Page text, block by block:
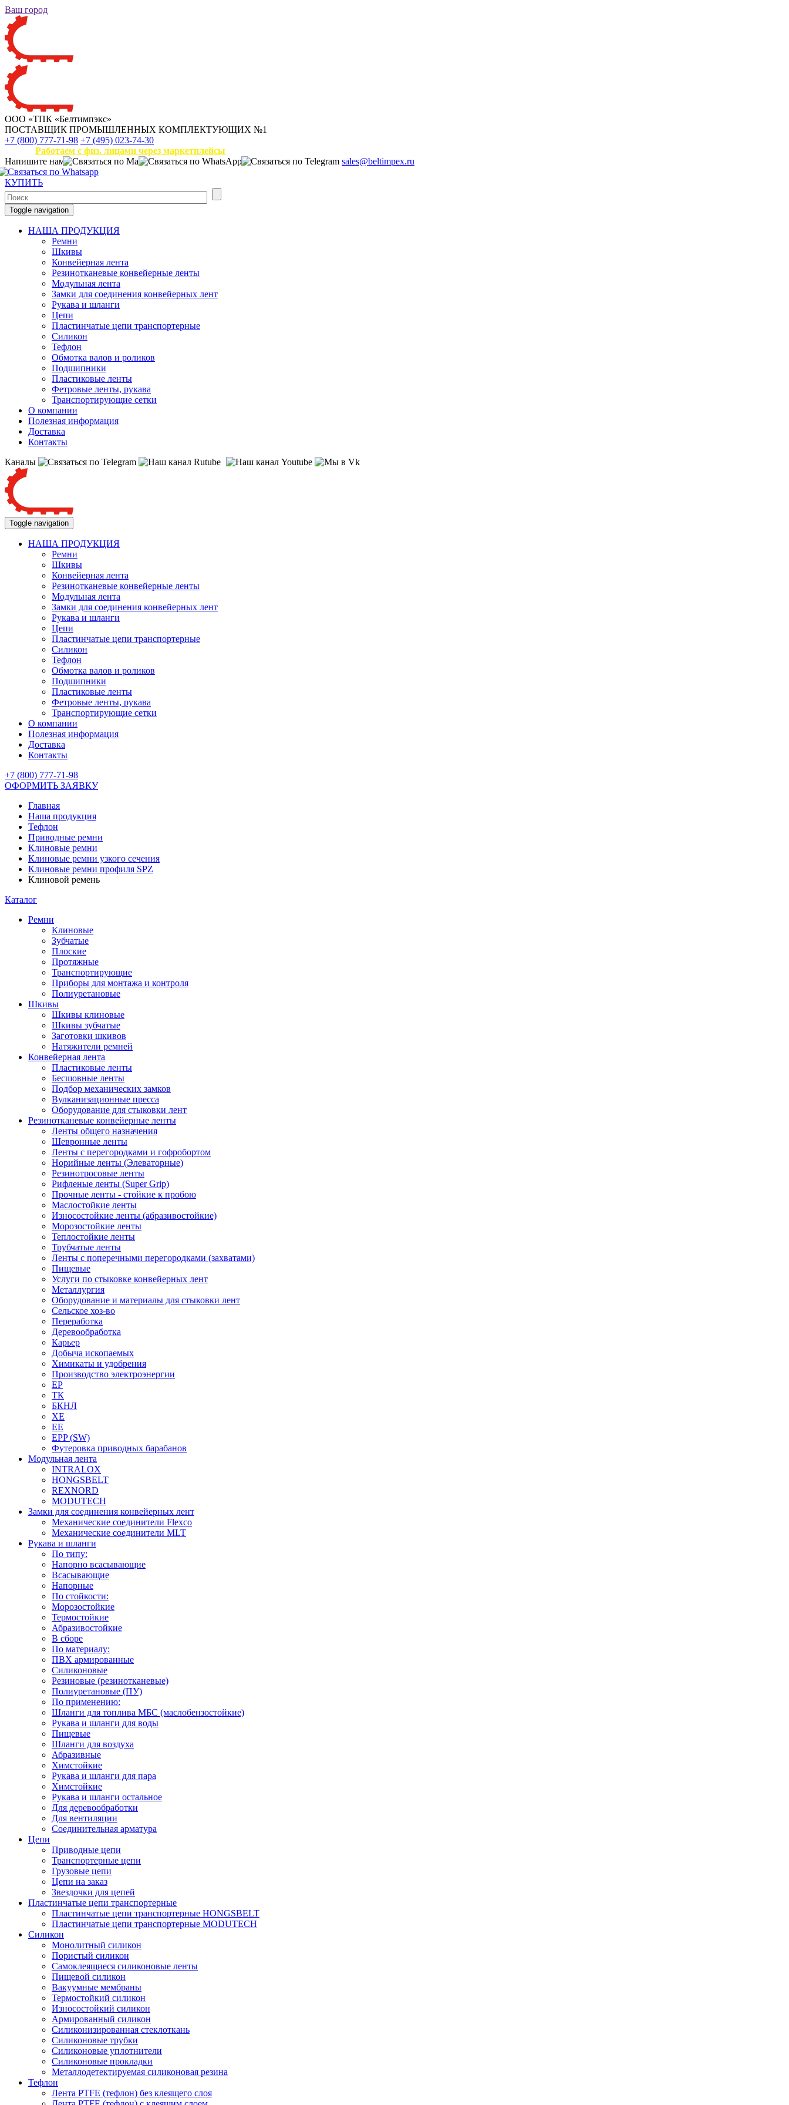
Ваш город
ООО «ТПК «Белтимпэкс»
ПОСТАВЩИК ПРОМЫШЛЕННЫХ КОМПЛЕКТУЮЩИХ №1
+7 (800) 777-71-98 +7 (495) 023-74-30
Работаем с физ. лицами через маркетплейсы
Напишите нам
sales@beltimpex.ru
КУПИТЬ
Toggle navigation
НАША ПРОДУКЦИЯ
Ремни
Шкивы
Конвейерная лента
Резинотканевые конвейерные ленты
Модульная лента
Замки для соединения конвейерных лент
Рукава и шланги
Цепи
Пластинчатые цепи транспортерные
Силикон
Тефлон
Обмотка валов и роликов
Подшипники
Пластиковые ленты
Фетровые ленты, рукава
Транспортирующие сетки
О компании
Полезная информация
Доставка
Контакты
Каналы
Toggle navigation
НАША ПРОДУКЦИЯ
Ремни
Шкивы
Конвейерная лента
Резинотканевые конвейерные ленты
Модульная лента
Замки для соединения конвейерных лент
Рукава и шланги
Цепи
Пластинчатые цепи транспортерные
Силикон
Тефлон
Обмотка валов и роликов
Подшипники
Пластиковые ленты
Фетровые ленты, рукава
Транспортирующие сетки
О компании
Полезная информация
Доставка
Контакты
+7 (800) 777-71-98
ОФОРМИТЬ ЗАЯВКУ
Главная
Наша продукция
Тефлон
Приводные ремни
Клиновые ремни
Клиновые ремни узкого сечения
Клиновые ремни профиля SPZ
Клиновой ремень
Каталог
Ремни
Клиновые
Зубчатые
Плоские
Протяжные
Транспортирующие
Приборы для монтажа и контроля
Полиуретановые
Шкивы
Шкивы клиновые
Шкивы зубчатые
Заготовки шкивов
Натяжители ремней
Конвейерная лента
Пластиковые ленты
Бесшовные ленты
Подбор механических замков
Вулканизационные пресса
Оборудование для стыковки лент
Резинотканевые конвейерные ленты
Ленты общего назначения
Шевронные ленты
Ленты с перегородками и гофробортом
Норийные ленты (Элеваторные)
Резинотросовые ленты
Рифленые ленты (Super Grip)
Прочные ленты - стойкие к пробою
Маслостойкие ленты
Износостойкие ленты (абразивостойкие)
Морозостойкие ленты
Теплостойкие ленты
Трубчатые ленты
Ленты с поперечными перегородками (захватами)
Пищевые
Услуги по стыковке конвейерных лент
Металлургия
Оборудование и материалы для стыковки лент
Сельское хоз-во
Переработка
Деревообработка
Карьер
Добыча ископаемых
Химикаты и удобрения
Производство электроэнергии
EP
ТК
БКНЛ
XE
EE
EPP (SW)
Футеровка приводных барабанов
Модульная лента
INTRALOX
HONGSBELT
REXNORD
MODUTECH
Замки для соединения конвейерных лент
Механические соединители Flexco
Механические соединители MLT
Рукава и шланги
По типу:
Напорно всасывающие
Всасывающие
Напорные
По стойкости:
Морозостойкие
Термостойкие
Абразивостойкие
В сборе
По материалу:
ПВХ армированные
Силиконовые
Резиновые (резинотканевые)
Полиуретановые (ПУ)
По применению:
Шланги для топлива МБС (маслобензостойкие)
Рукава и шланги для воды
Пищевые
Шланги для воздуха
Абразивные
Химстойкие
Рукава и шланги для пара
Химстойкие
Рукава и шланги остальное
Для деревообработки
Для вентиляции
Соединительная арматура
Цепи
Приводные цепи
Транспортерные цепи
Грузовые цепи
Цепи на заказ
Звездочки для цепей
Пластинчатые цепи транспортерные
Пластинчатые цепи транспортерные HONGSBELT
Пластинчатые цепи транспортерные MODUTECH
Силикон
Монолитный силикон
Пористый силикон
Самоклеящиеся силиконовые ленты
Пищевой силикон
Вакуумные мембраны
Термостойкий силикон
Износостойкий силикон
Армированный силикон
Силиконизированная стеклоткань
Силиконовые трубки
Силиконовые уплотнители
Силиконовые прокладки
Металлодетектируемая силиконовая резина
Тефлон
Лента PTFE (тефлон) без клеящего слоя